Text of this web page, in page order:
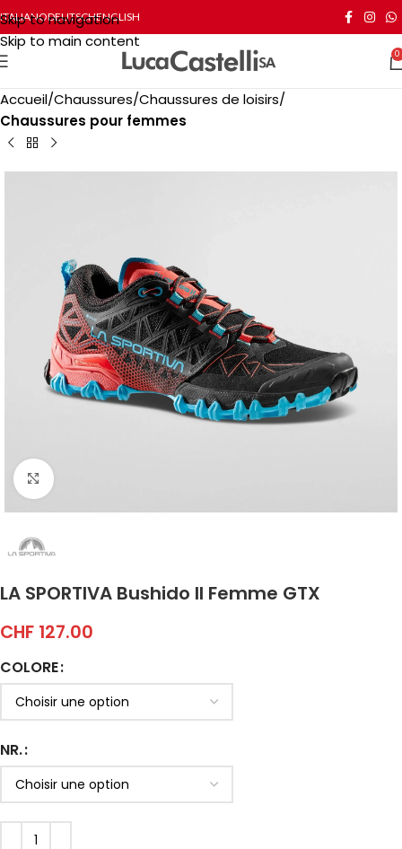
Skip to navigation
Skip to main content
ITALIANODEUTSCHENGLISH
0
Accueil Chaussures Chaussures de loisirs
Chaussures pour femmes
Click to enlarge
LA SPORTIVA Bushido II Femme GTX
CHF 127.00
COLORE
NR.